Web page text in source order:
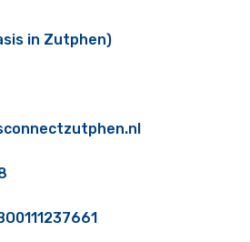
in Zutphen)